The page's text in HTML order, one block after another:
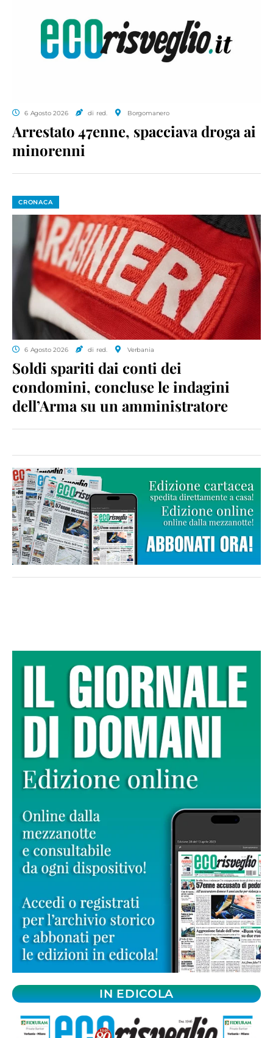
6 Agosto 2026 di red. Borgomanero
Arrestato 47enne, spacciava droga ai
minorenni
CRONACA
6 Agosto 2026 di red. Verbania
Soldi spariti dai conti dei
condomini, concluse le indagini
dell’Arma su un amministratore
IN EDICOLA